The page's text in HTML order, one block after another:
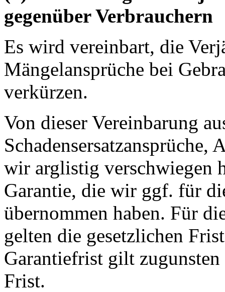
gegenüber Verbrauchern
Es wird vereinbart, die
Mängelansprüche bei
verkürzen.
Von dieser Vereinbarung
Schadensersatzansprüche,
wir arglistig verschwiegen
Garantie, die wir ggf. für
übernommen haben. Für
gelten die gesetzlichen
Garantiefrist gilt zugunsten
Frist.